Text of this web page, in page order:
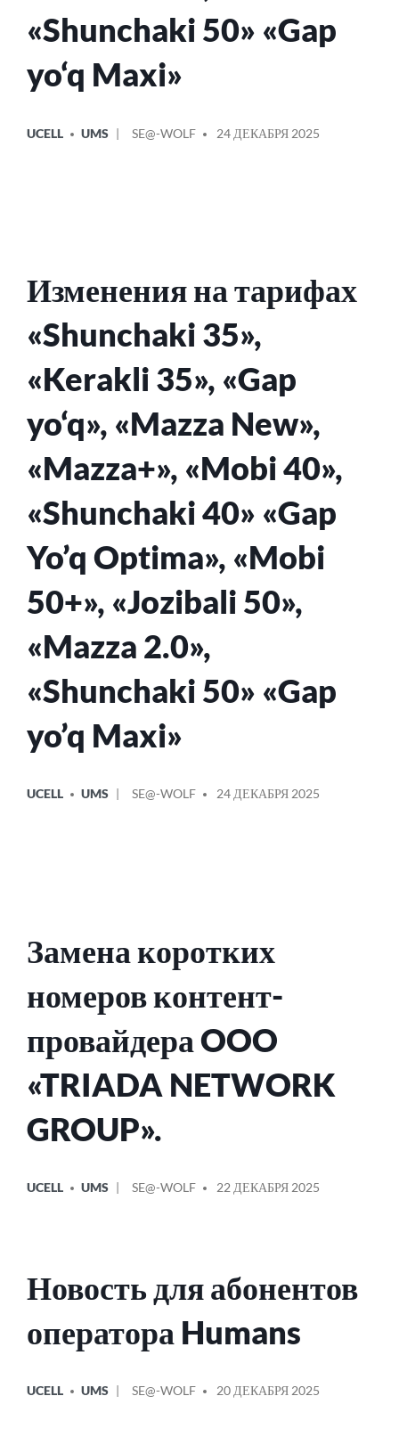
«Shunchaki 50» «Gap
yo‘q Maxi»
В
UCELL UMS
ОТ
SE@-WOLF 24 ДЕКАБРЯ 2025
Изменения на тарифах
«Shunchaki 35»,
«Kerakli 35», «Gap
yo‘q», «Mazza New»,
«Mazza+», «Mobi 40»,
«Shunchaki 40» «Gap
Yo’q Optima», «Mobi
50+», «Jozibali 50»,
«Mazza 2.0»,
«Shunchaki 50» «Gap
yo’q Maxi»
В
UCELL UMS
ОТ
SE@-WOLF 24 ДЕКАБРЯ 2025
Замена коротких
номеров контент-
провайдера OOO
«TRIADA NETWORK
GROUP».
В
UCELL UMS
ОТ
SE@-WOLF 22 ДЕКАБРЯ 2025
Новость для абонентов
оператора Humans
В
UCELL UMS
ОТ
SE@-WOLF 20 ДЕКАБРЯ 2025